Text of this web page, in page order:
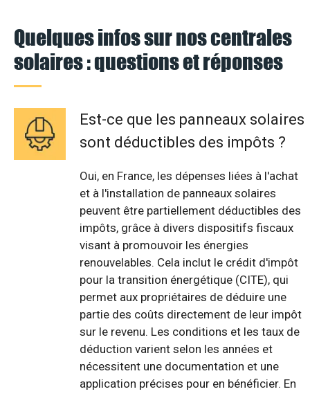
Quelques infos sur nos centrales
solaires : questions et réponses
Est-ce que les panneaux solaires
sont déductibles des impôts ?
Oui, en France, les dépenses liées à l'achat
et à l'installation de panneaux solaires
peuvent être partiellement déductibles des
impôts, grâce à divers dispositifs fiscaux
visant à promouvoir les énergies
renouvelables. Cela inclut le crédit d'impôt
pour la transition énergétique (CITE), qui
permet aux propriétaires de déduire une
partie des coûts directement de leur impôt
sur le revenu. Les conditions et les taux de
déduction varient selon les années et
nécessitent une documentation et une
application précises pour en bénéficier. En